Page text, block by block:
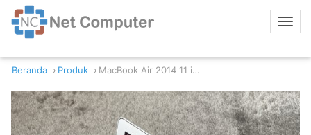
Beranda Produk MacBook Air 2014 11 inch i5 4/128